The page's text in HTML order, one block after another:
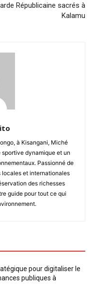
Républicaine sacrés à
Kalamu
à Kisangani, Miché
dynamique et un
Passionné de
locales et internationales
des richesses
guide pour tout ce qui
pour digitaliser le
publiques à